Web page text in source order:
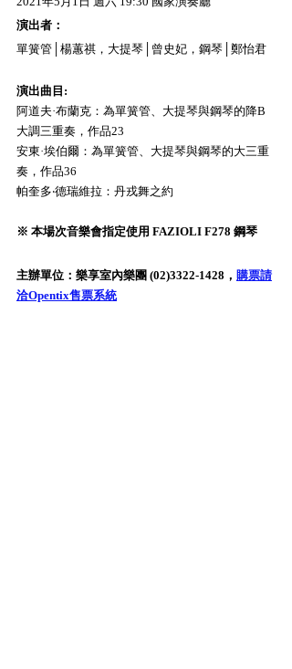
演出者：
單簧管│楊蕙祺，大提琴│曾史妃，鋼琴│鄭怡君
演出曲目:
阿道夫·布蘭克：為單簧管、大提琴與鋼琴的降B
大調三重奏，作品23
安東·埃伯爾：為單簧管、大提琴與鋼琴的大三重
奏，作品36
帕奎多‧德瑞維拉：丹戎舞之約
※ 本場次音樂會指定使用 FAZIOLI F278 鋼琴
主辦單位：樂享室內樂團 (02)3322-1428， 購票請
洽Opentix售票系統